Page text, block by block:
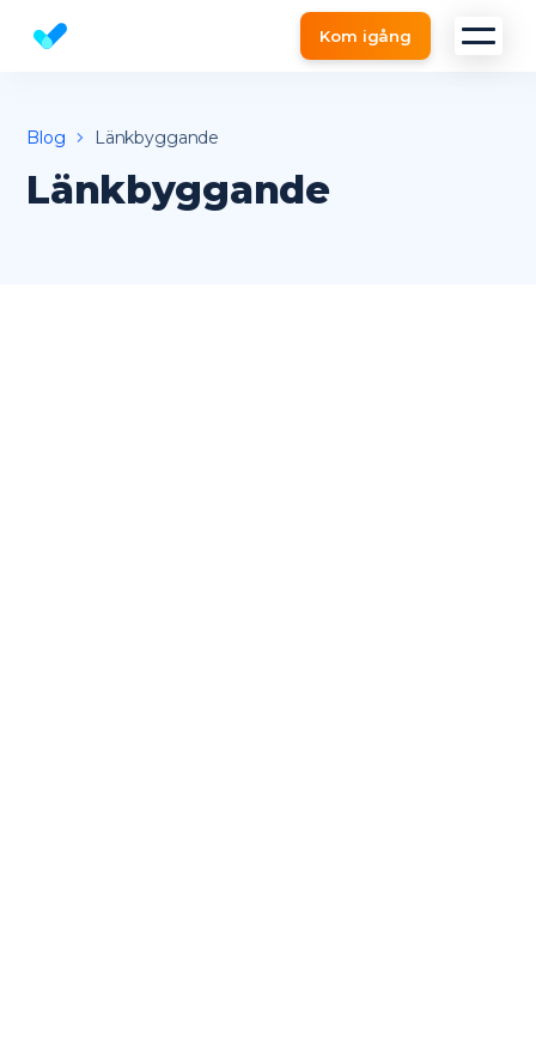
Website Checker och SEO VerktygKom igång
Blog Länkbyggande
Länkbyggande